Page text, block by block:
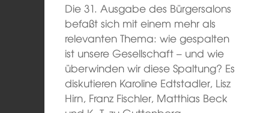
Die 31. Ausgabe des Bürgersalons
befaßt sich mit einem mehr als
relevanten Thema: wie gespalten
ist unsere Gesellschaft – und wie
überwinden wir diese Spaltung? Es
diskutieren Karoline Edtstadler, Lisz
Hirn, Franz Fischler, Matthias Beck